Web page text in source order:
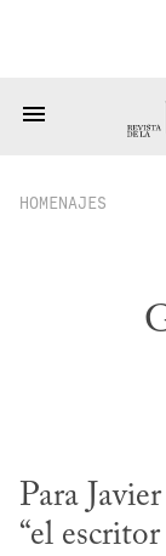
HOMENAJES
Para
“el